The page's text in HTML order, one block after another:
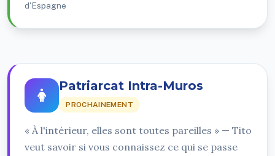
d'Espagne
Patriarcat Intra-Muros
PROCHAINEMENT
« À l'intérieur, elles sont toutes pareilles » — Tito
veut savoir si vous connaissez ce qui se passe